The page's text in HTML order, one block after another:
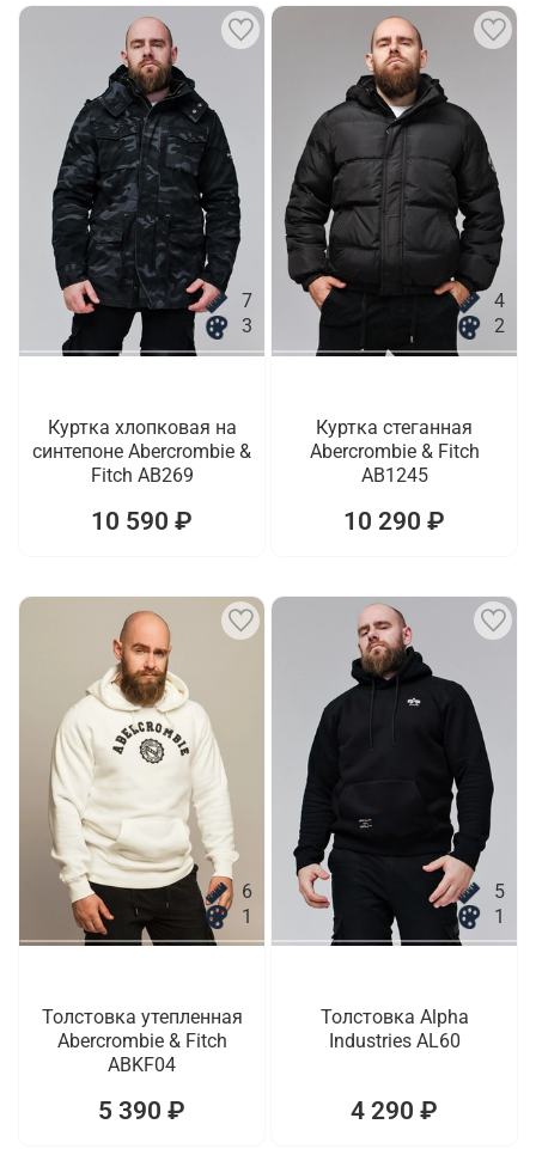
7
3
Куртка хлопковая на
синтепоне Abercrombie &
Fitch AB269
10 590 ₽
4
2
Куртка стеганная
Abercrombie & Fitch
AB1245
10 290 ₽
6
1
Толстовка утепленная
Abercrombie & Fitch
ABKF04
5 390 ₽
5
1
Толстовка Alpha
Industries AL60
4 290 ₽